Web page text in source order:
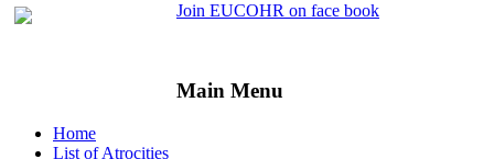
Join EUCOHR on face book
Main Menu
Home
List of Atrocities